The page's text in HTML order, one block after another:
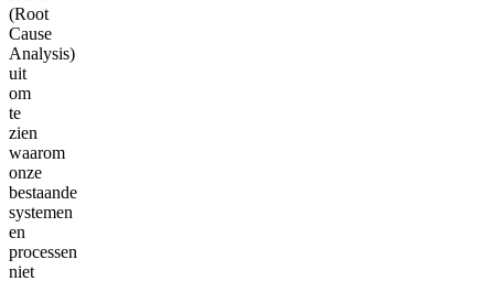
(Root
Cause
Analysis)
uit
om
te
zien
waarom
onze
bestaande
systemen
en
processen
niet